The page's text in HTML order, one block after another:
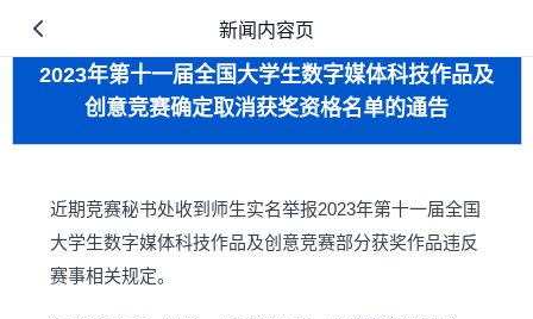
新闻内容页
2023年第十一届全国大学生数字媒体科技作品及
创意竞赛确定取消获奖资格名单的通告
近期竞赛秘书处收到师生实名举报2023年第十一届全国
大学生数字媒体科技作品及创意竞赛部分获奖作品违反
赛事相关规定。